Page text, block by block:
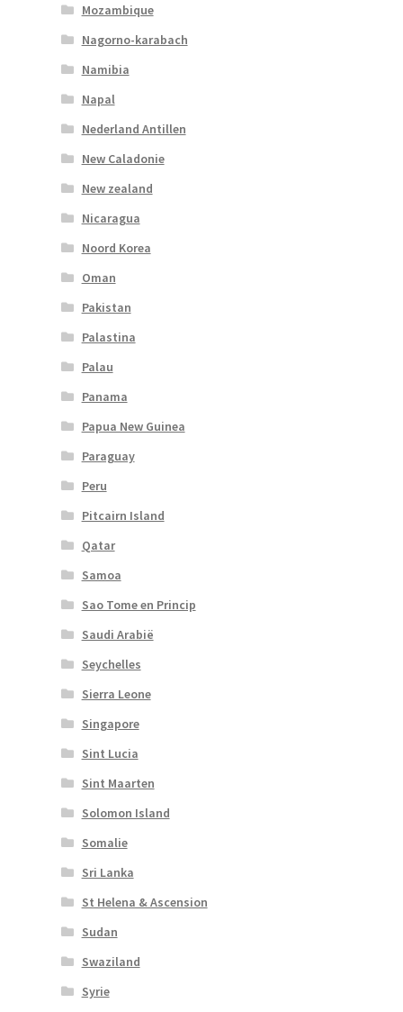
Mozambique
Nagorno-karabach
Namibia
Napal
Nederland Antillen
New Caladonie
New zealand
Nicaragua
Noord Korea
Oman
Pakistan
Palastina
Palau
Panama
Papua New Guinea
Paraguay
Peru
Pitcairn Island
Qatar
Samoa
Sao Tome en Princip
Saudi Arabië
Seychelles
Sierra Leone
Singapore
Sint Lucia
Sint Maarten
Solomon Island
Somalie
Sri Lanka
St Helena & Ascension
Sudan
Swaziland
Syrie